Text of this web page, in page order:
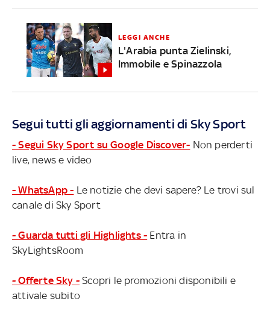
LEGGI ANCHE
L'Arabia punta Zielinski,
Immobile e Spinazzola
Segui tutti gli aggiornamenti di Sky Sport
- Segui Sky Sport su Google Discover- Non perderti
live, news e video
- WhatsApp - Le notizie che devi sapere? Le trovi sul
canale di Sky Sport
- Guarda tutti gli Highlights - Entra in
SkyLightsRoom
- Offerte Sky - Scopri le promozioni disponibili e
attivale subito